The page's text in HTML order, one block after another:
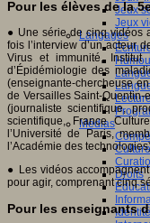
Jeux
Jeux
Langages
Médias
Droits
Pour les élèves de la
● Une série de cinq vidéos
fois l’interview d’un acteur
Virus et immunité, Institut
d’Épidémiologie des
(enseignante-chercheuse
de Versailles Saint-Quentin-
(journaliste scientifique,
scientifique, France
l’Université de Paris,
l’Académie des
● Les vidéos
pour agir, comprenant cinq
Pour les enseignants